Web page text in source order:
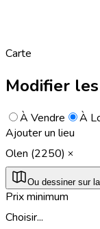
Carte
Modifier
À Vendre
À
Ajouter un lieu
Olen (2250)
Ou dessiner sur
Prix minimum
Choisir...